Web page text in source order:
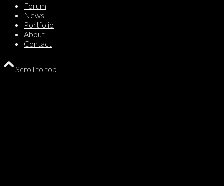
Forum
News
Portfolio
About
Contact
Scroll to top